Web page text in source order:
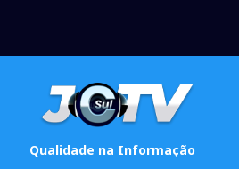
Qualidade na Informação